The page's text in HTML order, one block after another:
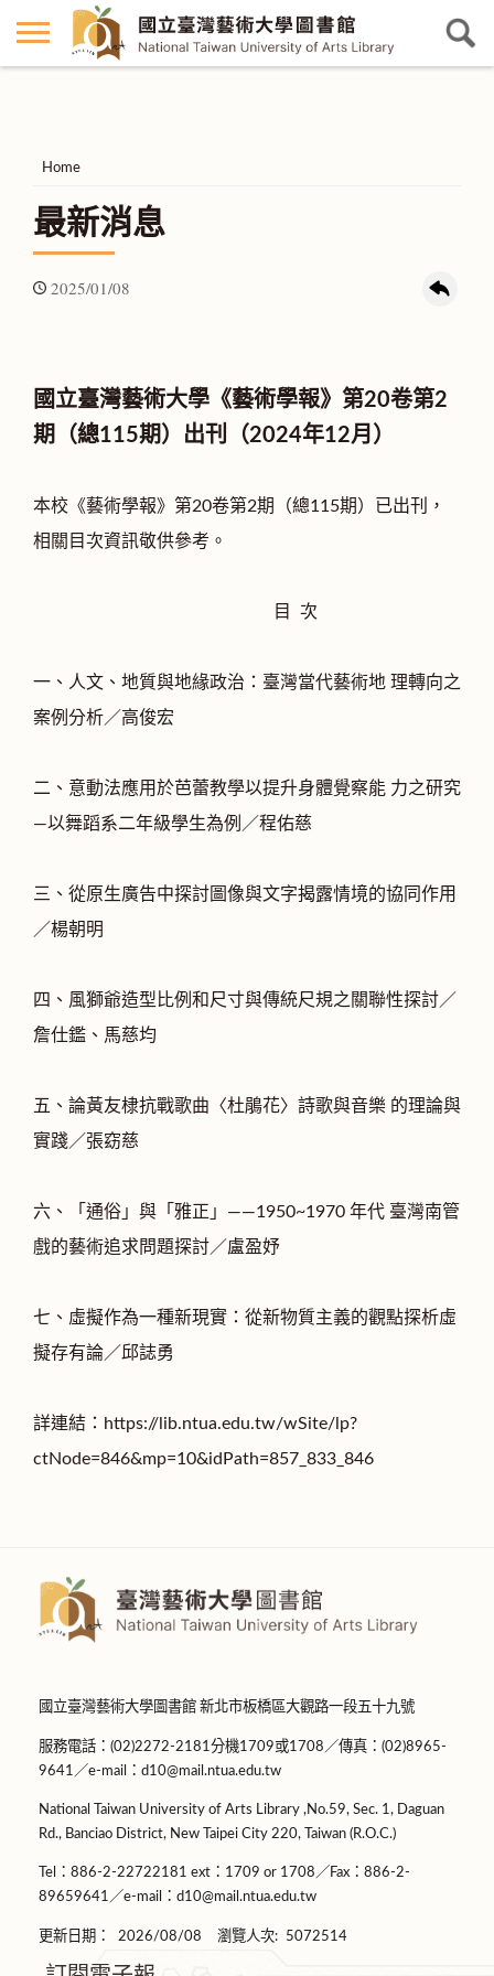
Home
最新消息
2025/01/08
國立臺灣藝術大學《藝術學報》第20卷第2
期（總115期）出刊（2024年12月）
本校《藝術學報》第20卷第2期（總115期）已出刊，
相關目次資訊敬供參考。
目 次
⼀、人文、地質與地緣政治：臺灣當代藝術地 理轉向之
案例分析／高俊宏
二、意動法應用於芭蕾教學以提升身體覺察能 力之研究
—以舞蹈系二年級學生為例／程佑慈
三、從原生廣告中探討圖像與文字揭露情境的協同作用
／楊朝明
四、風獅爺造型比例和尺寸與傳統尺規之關聯性探討／
詹仕鑑、馬慈均
五、論黃友棣抗戰歌曲〈杜鵑花〉詩歌與音樂 的理論與
實踐／張窈慈
六、「通俗」與「雅正」——1950~1970 年代 臺灣南管
戲的藝術追求問題探討／盧盈妤
七、虛擬作為⼀種新現實：從新物質主義的觀點探析虛
擬存有論／邱誌勇
詳連結：https://lib.ntua.edu.tw/wSite/lp?
ctNode=846&mp=10&idPath=857_833_846
國立臺灣藝術大學圖書館 新北市板橋區大觀路一段五十九號
服務電話：(02)2272-2181分機1709或1708／傳真：(02)8965-
9641／e-mail：d10@mail.ntua.edu.tw
National Taiwan University of Arts Library ,No.59, Sec. 1, Daguan
Rd., Banciao District, New Taipei City 220, Taiwan (R.O.C.)
Tel：886-2-22722181 ext：1709 or 1708／Fax：886-2-
89659641／e-mail：d10@mail.ntua.edu.tw
更新日期： 2026/08/08 瀏覽人次: 5072514